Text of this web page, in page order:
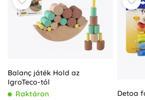
Balanç játék Hold az
IgroTeco-tól
Raktáron
Detoa